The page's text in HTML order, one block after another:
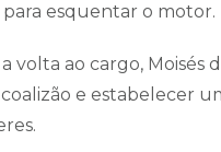
esquentar o motor.
volta ao cargo, Moisés
e estabelecer